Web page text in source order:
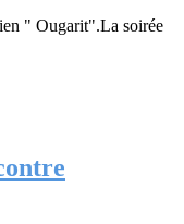
" Ougarit".La soirée